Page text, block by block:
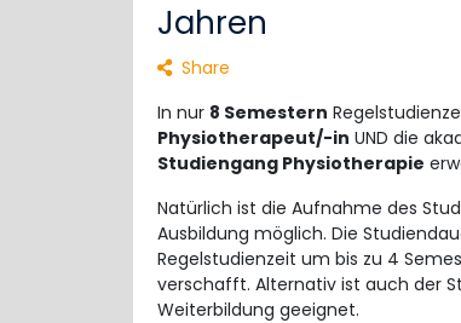
Jahren
Share
In nur 8 Semestern
Physiotherapeut/-in UND die
Studiengang Physiotherapie
Natürlich ist die Aufnahme des
Ausbildung möglich. Die
Regelstudienzeit um bis zu 4
verschafft. Alternativ ist auch der
Weiterbildung geeignet.